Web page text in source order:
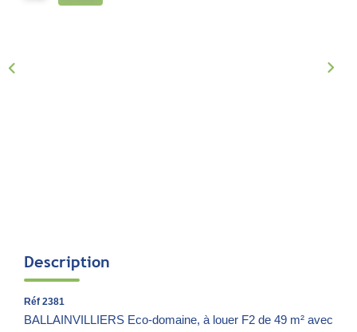
Description
Réf 2381
BALLAINVILLIERS Eco-domaine, à louer F2 de 49 m² avec